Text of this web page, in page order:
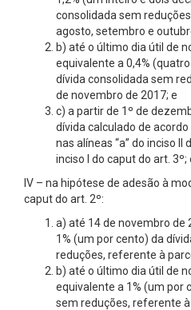
consolidada sem
agosto, setembro e
b) até o último dia útil de
equivalente a 0,4%
dívida consolidada sem
de novembro de 2017; e
c) a partir de 1º de
dívida calculado de
nas alíneas “a” do inciso II
inciso I do caput do art. 3º;
IV – na hipótese de adesão à
caput do art. 2º:
a) até 14 de novembro de
1% (um por cento) da
reduções, referente à
b) até o último dia útil de
equivalente a 1% (um por
sem reduções, referente